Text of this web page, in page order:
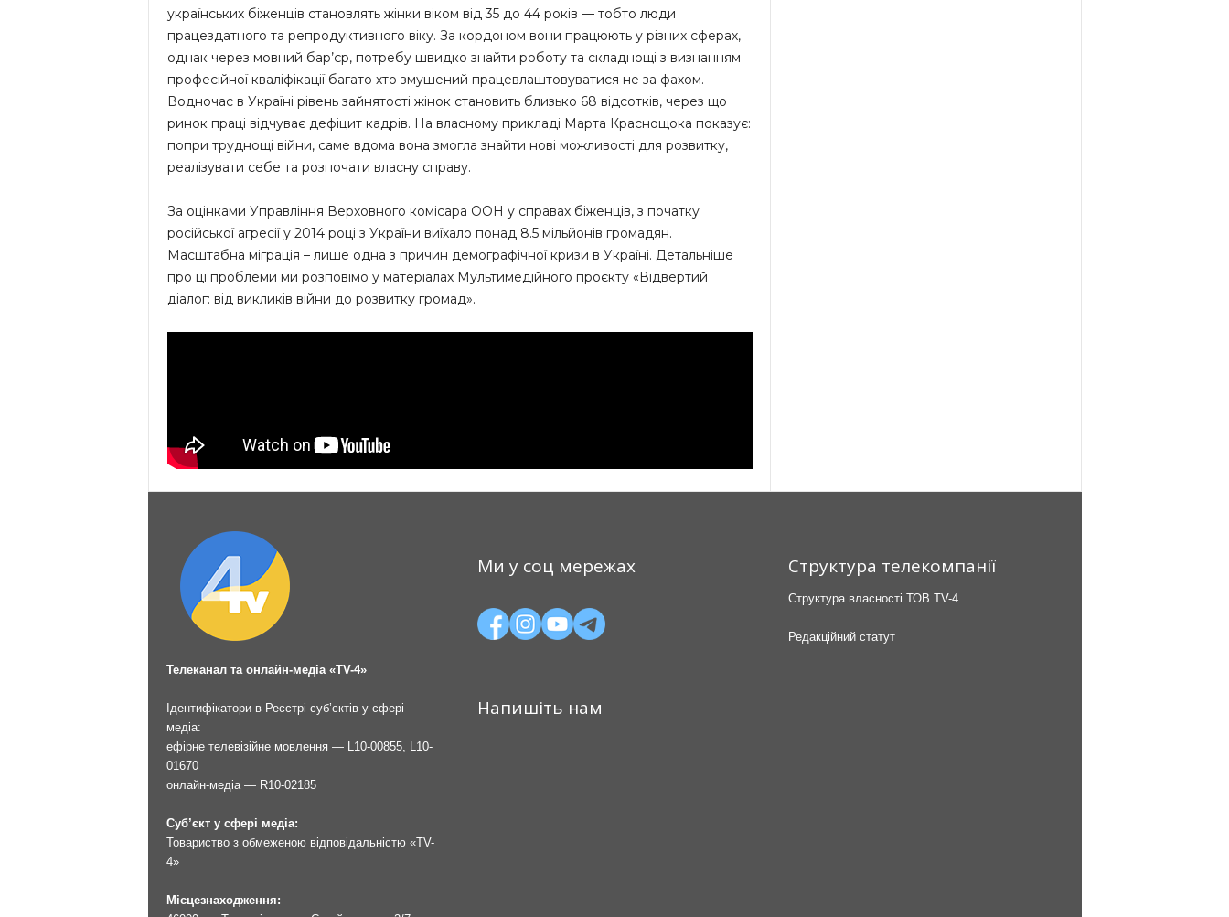
українських біженців становлять жінки віком від 35 до 44 років — тобто люди
працездатного та репродуктивного віку. За кордоном вони працюють у різних сферах,
однак через мовний бар’єр, потребу швидко знайти роботу та складнощі з визнанням
професійної кваліфікації багато хто змушений працевлаштовуватися не за фахом.
Водночас в Україні рівень зайнятості жінок становить близько 68 відсотків, через що
ринок праці відчуває дефіцит кадрів. На власному прикладі Марта Краснощока показує:
попри труднощі війни, саме вдома вона змогла знайти нові можливості для розвитку,
реалізувати себе та розпочати власну справу.
За оцінками Управління Верховного комісара ООН у справах біженців, з початку
російської агресії у 2014 році з України виїхало понад 8.5 мільйонів громадян.
Масштабна міграція – лише одна з причин демографічної кризи в Україні. Детальніше
про ці проблеми ми розповімо у матеріалах Мультимедійного проєкту «Відвертий
діалог: від викликів війни до розвитку громад».
Телеканал та онлайн-медіа «TV-4»
Ідентифікатори в Реєстрі суб’єктів у сфері
медіа:
ефірне телевізійне мовлення — L10-00855, L10-
01670
онлайн-медіа — R10-02185
Суб’єкт у сфері медіа:
Товариство з обмеженою відповідальністю «TV-
4»
Місцезнаходження:
Ми у соц мережах
Напишіть нам
Структура телекомпанії
Структура власності ТОВ TV-4
Редакційний статут